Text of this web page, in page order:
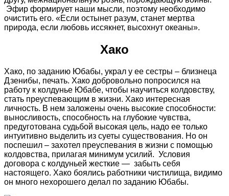
Эфир формирует наши мысли, поэтому необходимо
очистить его. «Если остынет разум, станет мертва
природа, если любовь иссякнет, высохнут океаны».
Хако
Хако, по заданию Юбабы, украл у ее сестры – близнеца
Дзенибы, печать. Хако добровольно попросился на
работу к колдунье Юбабе, чтобы научиться колдовству,
стать преуспевающим в жизни. Хако интересная
личность. В нем заложены очень высокие способности:
выносливость, способность на глубокие чувства,
предуготована судьбой высокая цель, надо ее только
интуитивно выделить из суеты существования. Но он
поспешил – захотел преуспевания в жизни с помощью
колдовства, прилагая минимум усилий. Условия
договора с колдуньей жесткие — забыть себя
настоящего. Хако боялись работники чистилища, видимо
он много нехорошего делал по заданию Юбабы.